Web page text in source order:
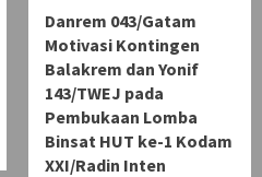
Danrem 043/Gatam
Motivasi Kontingen
Balakrem dan Yonif
143/TWEJ pada
Pembukaan Lomba
Binsat HUT ke-1 Kodam
XXI/Radin Inten